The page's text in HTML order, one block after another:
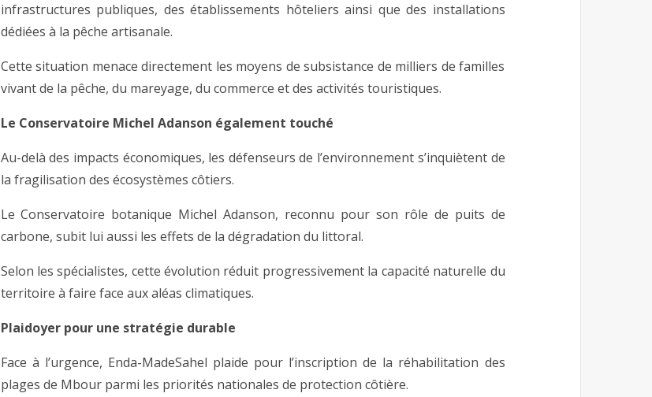
infrastructures publiques, des établissements hôteliers ainsi que des installations
dédiées à la pêche artisanale.
Cette situation menace directement les moyens de subsistance de milliers de familles
vivant de la pêche, du mareyage, du commerce et des activités touristiques.
Le Conservatoire Michel Adanson également touché
Au-delà des impacts économiques, les défenseurs de l’environnement s’inquiètent de
la fragilisation des écosystèmes côtiers.
Le Conservatoire botanique Michel Adanson, reconnu pour son rôle de puits de
carbone, subit lui aussi les effets de la dégradation du littoral.
Selon les spécialistes, cette évolution réduit progressivement la capacité naturelle du
territoire à faire face aux aléas climatiques.
Plaidoyer pour une stratégie durable
Face à l’urgence, Enda-MadeSahel plaide pour l’inscription de la réhabilitation des
plages de Mbour parmi les priorités nationales de protection côtière.